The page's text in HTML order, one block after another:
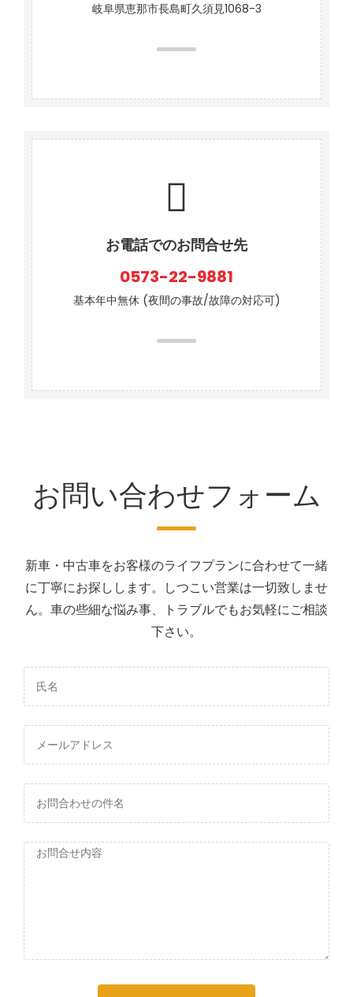
岐阜県恵那市長島町久須見1068-3
お電話でのお問合せ先
0573-22-9881
基本年中無休 (夜間の事故/故障の対応可)
お問い合わせフォーム
新車・中古車をお客様のライフプランに合わせて一緒
に丁寧にお探しします。しつこい営業は一切致しませ
ん。車の些細な悩み事、トラブルでもお気軽にご相談
下さい。